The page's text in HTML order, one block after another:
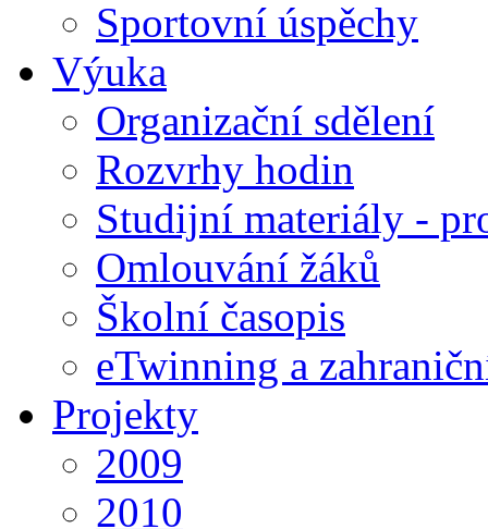
Sportovní úspěchy
Výuka
Organizační sdělení
Rozvrhy hodin
Studijní materiály -
Omlouvání žáků
Školní časopis
eTwinning a
Projekty
2009
2010